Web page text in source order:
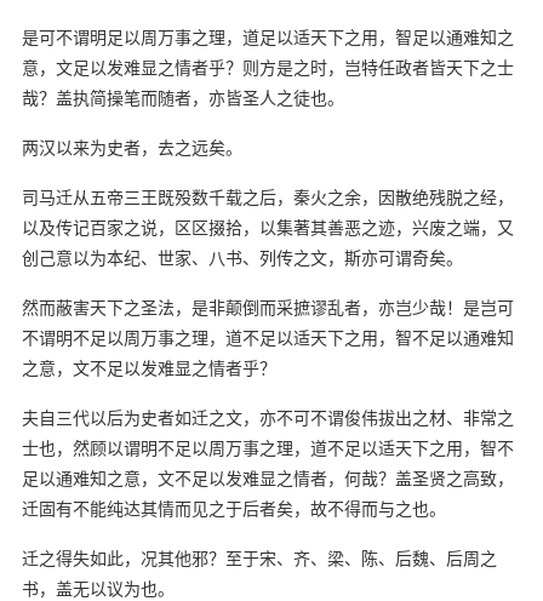
是可不谓明足以周万事之理，道足以适天下之用，智足以通难知之
意，文足以发难显之情者乎？则方是之时，岂特任政者皆天下之士
哉？盖执简操笔而随者，亦皆圣人之徒也。
两汉以来为史者，去之远矣。
司马迁从五帝三王既殁数千载之后，秦火之余，因散绝残脱之经，
以及传记百家之说，区区掇拾，以集著其善恶之迹，兴废之端，又
创己意以为本纪、世家、八书、列传之文，斯亦可谓奇矣。
然而蔽害天下之圣法，是非颠倒而采摭谬乱者，亦岂少哉！是岂可
不谓明不足以周万事之理，道不足以适天下之用，智不足以通难知
之意，文不足以发难显之情者乎？
夫自三代以后为史者如迁之文，亦不可不谓俊伟拔出之材、非常之
士也，然顾以谓明不足以周万事之理，道不足以适天下之用，智不
足以通难知之意，文不足以发难显之情者，何哉？盖圣贤之高致，
迁固有不能纯达其情而见之于后者矣，故不得而与之也。
迁之得失如此，况其他邪？至于宋、齐、梁、陈、后魏、后周之
书，盖无以议为也。